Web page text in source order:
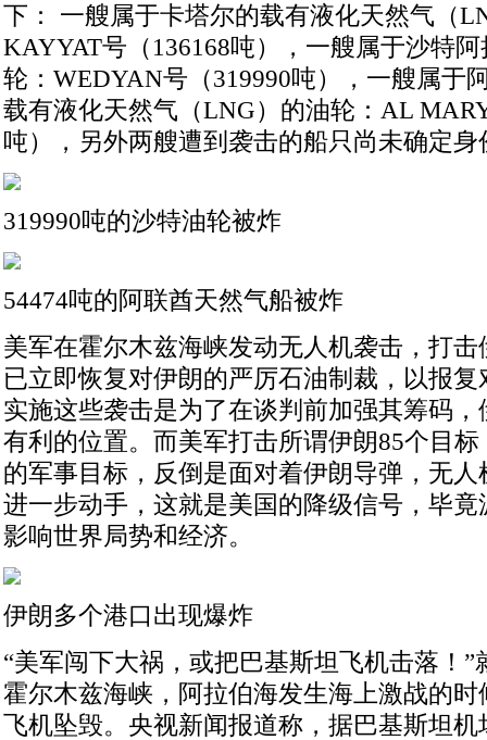
下： 一艘属于卡塔尔的载有液化天然气（
KAYYAT号（136168吨），一艘属于沙特
轮：WEDYAN号（319990吨），一艘属于
载有液化天然气（LNG）的油轮：AL
吨），另外两艘遭到袭击的船只尚未确定身
319990吨的沙特油轮被炸
54474吨的阿联酋天然气船被炸
美军在霍尔木兹海峡发动无人机袭击，打
已立即恢复对伊朗的严厉石油制裁，以报
实施这些袭击是为了在谈判前加强其筹码
有利的位置。而美军打击所谓伊朗85个目
的军事目标，反倒是面对着伊朗导弹，无
进一步动手，这就是美国的降级信号，毕
影响世界局势和经济。
伊朗多个港口出现爆炸
“美军闯下大祸，或把巴基斯坦飞机击落！
霍尔木兹海峡，阿拉伯海发生海上激战的
飞机坠毁。央视新闻报道称，据巴基斯坦